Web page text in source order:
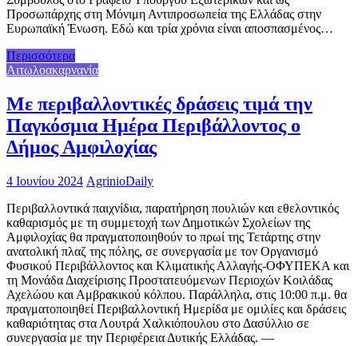
Προσωπάρχης στη Μόνιμη Αντιπροσωπεία της Ελλάδας στην
Ευρωπαϊκή Ένωση. Εδώ και τρία χρόνια είναι αποσπασμένος…
Περισσότερα
Αιτωλοακαρνανία
Με περιβαλλοντικές δράσεις τιμά την
Παγκόσμια Ημέρα Περιβάλλοντος ο
Δήμος Αμφιλοχίας
4 Ιουνίου 2024 AgrinioDaily
Περιβαλλοντικά παιχνίδια, παρατήρηση πουλιών και εθελοντικός
καθαρισμός με τη συμμετοχή των Δημοτικών Σχολείων της
Αμφιλοχίας θα πραγματοποιηθούν το πρωί της Τετάρτης στην
ανατολική πλαζ της πόλης, σε συνεργασία με τον Οργανισμό
Φυσικού Περιβάλλοντος και Κλιματικής Αλλαγής-ΟΦΥΠΕΚΑ και
τη Μονάδα Διαχείρισης Προστατευόμενων Περιοχών Κοιλάδας
Αχελώου και Αμβρακικού κόλπου. Παράλληλα, στις 10:00 π.μ. θα
πραγματοποιηθεί Περιβαλλοντική Ημερίδα με ομιλίες και δράσεις
καθαριότητας στα Λουτρά Χαλκιόπουλου στο Δασύλλιο σε
συνεργασία με την Περιφέρεια Δυτικής Ελλάδας. —